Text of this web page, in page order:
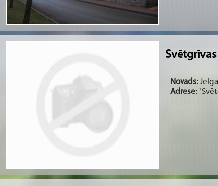
Svētgrīvas
Novads:
Adrese: